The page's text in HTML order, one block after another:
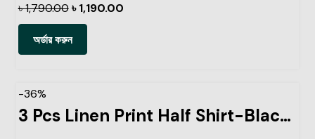
৳1,790.00 ৳1,190.00
অর্ডার করুন
-36%
3 Pcs Linen Print Half Shirt-Black+Ash+Pest